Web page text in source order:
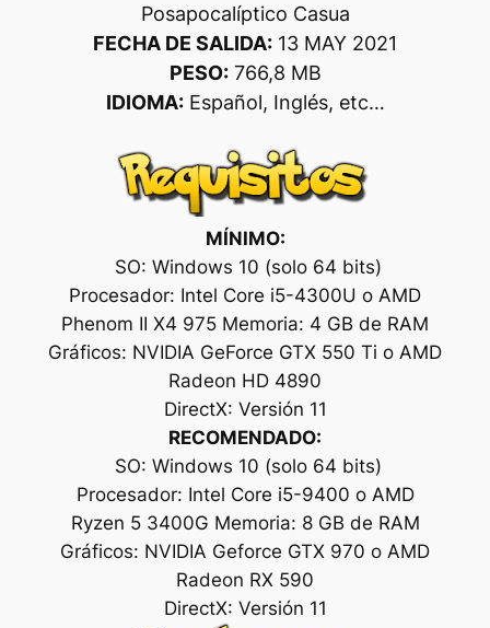
Posapocalíptico Casua
FECHA DE SALIDA: 13 MAY 2021
PESO:766,8 MB
IDIOMA:Español, Inglés, etc…
MÍNIMO:
SO: Windows 10 (solo 64 bits)
Procesador: Intel Core i5-4300U o AMD
Phenom II X4 975 Memoria: 4 GB de RAM
Gráficos: NVIDIA GeForce GTX 550 Ti o AMD
Radeon HD 4890
DirectX: Versión 11
RECOMENDADO:
SO: Windows 10 (solo 64 bits)
Procesador: Intel Core i5-9400 o AMD
Ryzen 5 3400G Memoria: 8 GB de RAM
Gráficos: NVIDIA Geforce GTX 970 o AMD
Radeon RX 590
DirectX: Versión 11